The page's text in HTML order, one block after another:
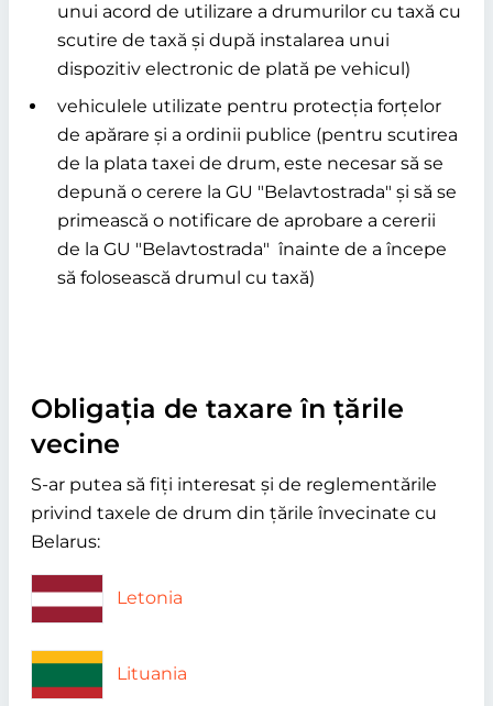
unui acord de utilizare a drumurilor cu taxă cu
scutire de taxă și după instalarea unui
dispozitiv electronic de plată pe vehicul)
vehiculele utilizate pentru protecția forțelor
de apărare și a ordinii publice (pentru scutirea
de la plata taxei de drum, este necesar să se
depună o cerere la GU
Belavtostrada și să se
primească o notificare de aprobare a cererii
de la GU
Belavtostrada
înainte de a începe
să folosească drumul cu taxă)
Obligația de taxare în țările
vecine
S-ar putea să fiți interesat și de reglementările
privind taxele de drum din țările învecinate cu
Belarus:
Letonia
Lituania